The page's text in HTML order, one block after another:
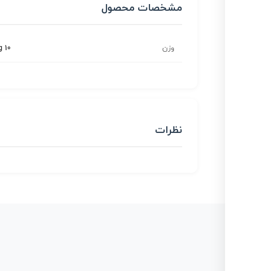
مشخصات محصول
وزن 10 g
نظرات